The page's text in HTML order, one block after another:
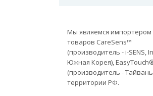
Мы являемся импортером
товаров CareSens™
(производитель - i-SENS,
Южная Корея),
(производитель -
территории РФ.